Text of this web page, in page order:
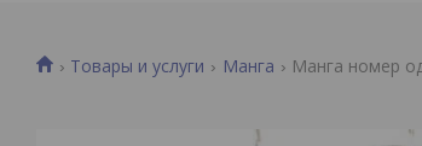
Товары и услуги Манга Манга номер